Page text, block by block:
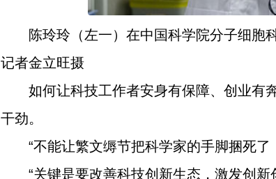
陈玲玲（左一）在中国科学院分子细胞
记者金立旺摄
如何让科技工作者安身有保障、创业有
干劲。
“不能让繁文缛节把科学家的手脚捆死
“关键是要改善科技创新生态，激发创